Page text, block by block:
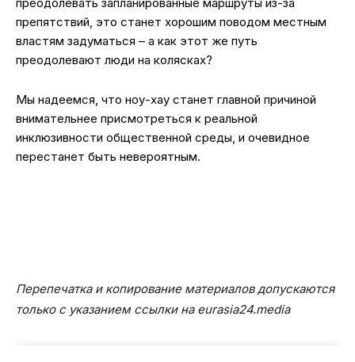
препятствий, это станет хорошим поводом местным
властям задуматься – а как этот же путь
преодолевают люди на колясках?
Мы надеемся, что ноу-хау станет главной причиной
внимательнее присмотреться к реальной
инклюзивности общественной среды, и очевидное
перестанет быть невероятным.
Перепечатка и копирование материалов допускаются
только с указанием ссылки на eurasia24.media